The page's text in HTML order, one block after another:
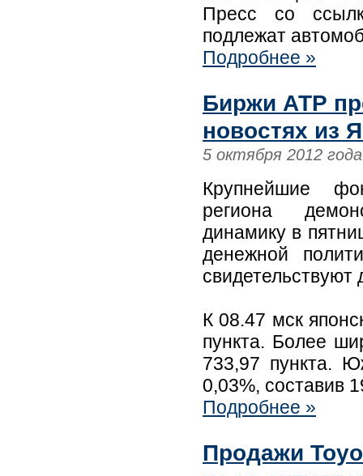
Пресс со
подлежат
Подробнее »
Биржи АТР
новостях из
5 октября 2012 года
Крупнейшие
региона
динамику в
денежной
К 08.47 мск
пункта. Более
733,97 пункта.
0,03%, составив
Подробнее »
Продажи